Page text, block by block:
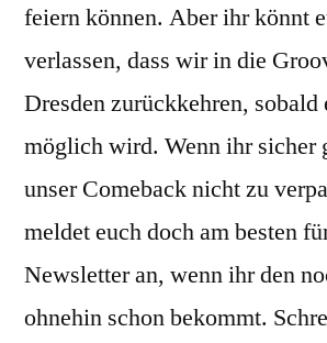
feiern können. Aber ihr könnt
verlassen, dass wir in die
Dresden zurückkehren, sobald
möglich wird. Wenn ihr sicher
unser Comeback nicht zu
meldet euch doch am besten
Newsletter an, wenn ihr den
ohnehin schon bekommt.